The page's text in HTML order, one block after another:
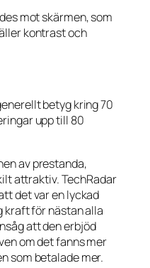
mot skärmen, som
kontrast och
betyg kring 70
upp till 80
av prestanda,
attraktiv. TechRadar
det var en lyckad
kraft för nästan alla
att den erbjöd
om det fanns mer
som betalade mer.